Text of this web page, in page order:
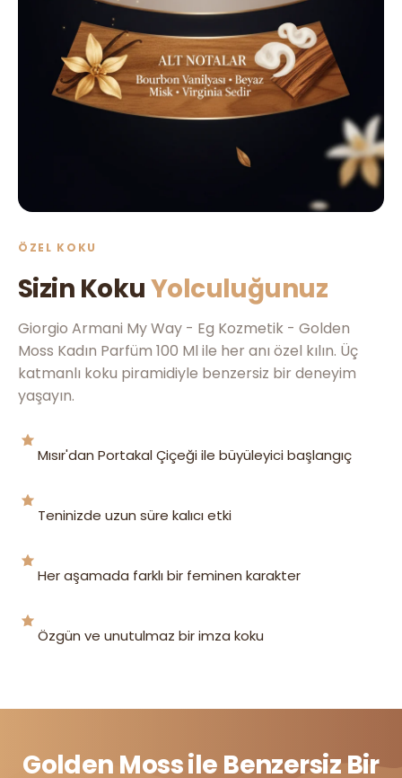
ÖZEL KOKU
Sizin KokuYolculuğunuz
Giorgio Armani My Way - Eg Kozmetik - Golden
Moss Kadın Parfüm 100 Ml ile her anı özel kılın. Üç
katmanlı koku piramidiyle benzersiz bir deneyim
yaşayın.
Mısır'dan Portakal Çiçeği ile büyüleyici başlangıç
Teninizde uzun süre kalıcı etki
Her aşamada farklı bir feminen karakter
Özgün ve unutulmaz bir imza koku
Golden Moss ile Benzersiz Bir